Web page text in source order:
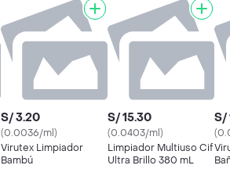
S/ 3.20
(0.0036/ml)
Virutex Limpiador
Bambú
S/ 15.30
(0.0403/ml)
Limpiador Multiuso Cif
Ultra Brillo 380 mL
S/